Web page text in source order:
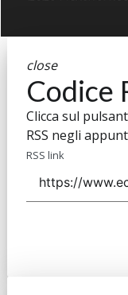
close
Codice
Clicca sul
RSS negli
RSS link